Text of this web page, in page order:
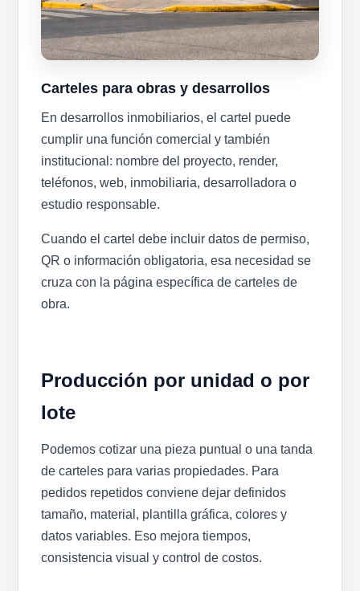
Carteles para obras y desarrollos
En desarrollos inmobiliarios, el cartel puede
cumplir una función comercial y también
institucional: nombre del proyecto, render,
teléfonos, web, inmobiliaria, desarrolladora o
estudio responsable.
Cuando el cartel debe incluir datos de permiso,
QR o información obligatoria, esa necesidad se
cruza con la página específica de carteles de
obra.
Producción por unidad o por
lote
Podemos cotizar una pieza puntual o una tanda
de carteles para varias propiedades. Para
pedidos repetidos conviene dejar definidos
tamaño, material, plantilla gráfica, colores y
datos variables. Eso mejora tiempos,
consistencia visual y control de costos.